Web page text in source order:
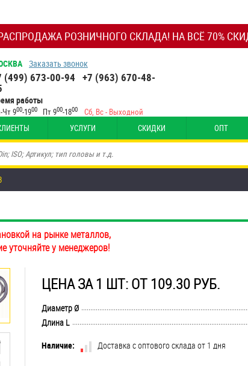
РОЗНИЧНОГО СКЛАДА! НА ВСЁ 70%
Заказать звонок
(499) 673-00-94 +7 (963) 670-48-
работы
Чт 900-1900 Пт 900-1800 Сб, Вс - Выходной
УСЛУГИ СКИДКИ ОПТ
на рынке металлов,
уточняйте у менеджеров!
ЦЕНА ЗА 1 ШТ: ОТ 109.30 РУБ.
Диаметр Ø
Длина L
Наличие:
Доставка с оптового склада от 1 дня